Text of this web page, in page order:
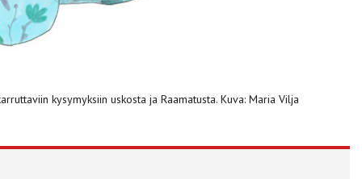
kysymyksiin uskosta ja Raamatusta. Kuva: Maria Vilja